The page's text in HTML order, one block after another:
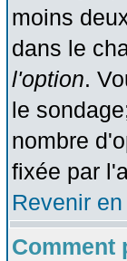
moins
dans le
l'option.
le
nombre
fixée par
Revenir
Comment